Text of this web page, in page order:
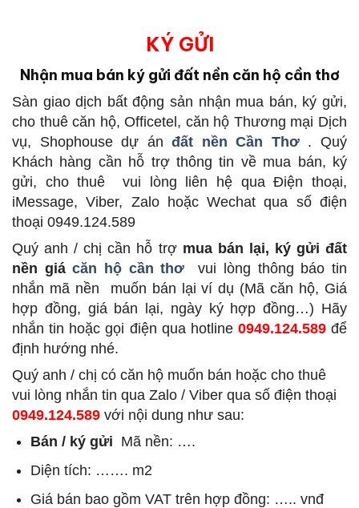
KÝ GỬI
Nhận mua bán ký gửi đất nền căn hộ cần thơ
Sàn giao dịch bất động sản nhận mua bán, ký gửi,
cho thuê căn hộ, Officetel, căn hộ Thương mại Dịch
vụ, Shophouse dự ánđất nền Cần Thơ.Quý
Khách hàng cần hỗ trợ thông tin về mua bán, ký
gửi, cho thuê
vui lòng liên hệ qua Điện thoại,
iMessage, Viber, Zalo hoặc Wechat qua số điện
thoại 0949.124.589
Quý anh / chị cần hỗ trợ mua bán lại, ký gửi đất
nền giácăn hộ cần thơ vui lòng thông báo tin
nhắn mã nền
muốn bán lại ví dụ (Mã căn hộ, Giá
hợp đồng, giá bán lại, ngày ký hợp đồng…) Hãy
nhắn tin hoặc gọi điện qua hotline 0949.124.589để
định hướng nhé.
Quý anh / chị có căn hộ muốn bán hoặc cho thuê
vui lòng nhắn tin qua Zalo / Viber qua số điện thoại
0949.124.589 với nội dung như sau:
Bán / ký gửi Mã nền: ….
Diện tích: ……. m2
Giá bán bao gồm VAT trên hợp đồng: ….. vnđ